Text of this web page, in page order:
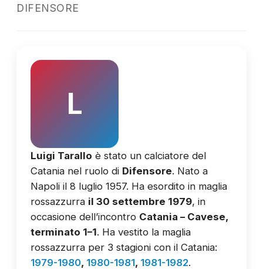
DIFENSORE
L
Luigi Tarallo è stato un calciatore del
Catania nel ruolo di Difensore. Nato a
Napoli il 8 luglio 1957. Ha esordito in maglia
rossazzurra il 30 settembre 1979, in
occasione dell’incontro Catania – Cavese,
terminato 1–1. Ha vestito la maglia
rossazzurra per 3 stagioni con il Catania:
1979-1980, 1980-1981, 1981-1982.